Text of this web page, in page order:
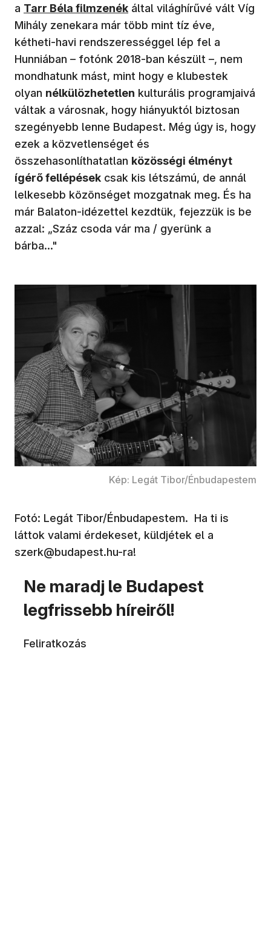
a Tarr Béla filmzenék által világhírűvé vált Víg
Mihály zenekara már több mint tíz éve,
kétheti-havi rendszerességgel lép fel a
Hunniában – fotónk 2018-ban készült –, nem
mondhatunk mást, mint hogy e klubestek
olyan nélkülözhetetlen kulturális programjaivá
váltak a városnak, hogy hiányuktól biztosan
szegényebb lenne Budapest. Még úgy is, hogy
ezek a közvetlenséget és
összehasonlíthatatlan közösségi élményt
ígérő fellépések csak kis létszámú, de annál
lelkesebb közönséget mozgatnak meg. És ha
már Balaton-idézettel kezdtük, fejezzük is be
azzal: „Száz csoda vár ma / gyerünk a
bárba..."
Kép: Legát Tibor/Énbudapestem
Fotó: Legát Tibor/Énbudapestem. Ha ti is
láttok valami érdekeset, küldjétek el a
szerk@budapest.hu-ra!
Ne maradj le Budapest
legfrissebb híreiről!
Feliratkozás